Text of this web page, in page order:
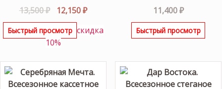
13,500₽
Первоначальная
цена
составляла
13,500 ₽.
12,150₽Текущая
12,150 ₽.
Быстрый просмотр скидка
10%
11,400₽
Быстрый просмотр